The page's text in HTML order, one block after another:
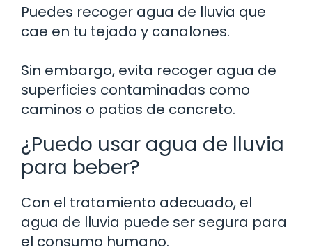
Puedes recoger agua de lluvia que
cae en tu tejado y canalones.
Sin embargo, evita recoger agua de
superficies contaminadas como
caminos o patios de concreto.
¿Puedo usar agua de lluvia
para beber?
Con el tratamiento adecuado, el
agua de lluvia puede ser segura para
el consumo humano.